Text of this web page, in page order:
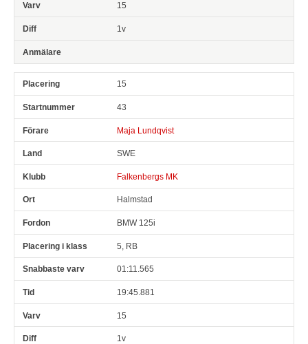
15
1v
15
43
Maja Lundqvist
SWE
Falkenbergs MK
Halmstad
BMW 125i
5, RB
01:11.565
19:45.881
15
1v